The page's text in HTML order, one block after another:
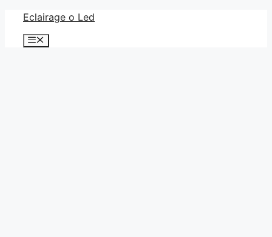
Saltar
contenido
Eclairage o Led
Menú